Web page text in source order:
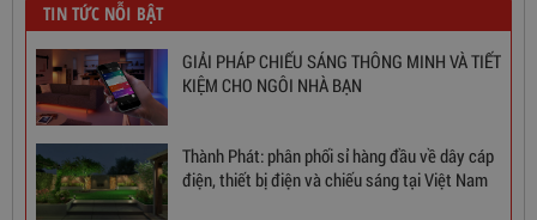
TIN TỨC NỖI BẬT
GIẢI PHÁP CHIẾU SÁNG THÔNG MINH VÀ TIẾT
KIỆM CHO NGÔI NHÀ BẠN
Thành Phát: phân phối sỉ hàng đầu về dây cáp
điện, thiết bị điện và chiếu sáng tại Việt Nam